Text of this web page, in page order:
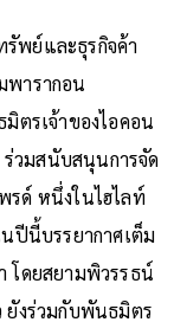
พย์และธุรกิจค้า
พารากอน
ตรเจ้าของไอคอน
วมสนับสนุนการจัด
รด์ หนึ่งในไฮไลท์
ปีนี้บรรยากาศเต็ม
โดยสยามพิวรรธน์
ยังร่วมกับพันธมิตร